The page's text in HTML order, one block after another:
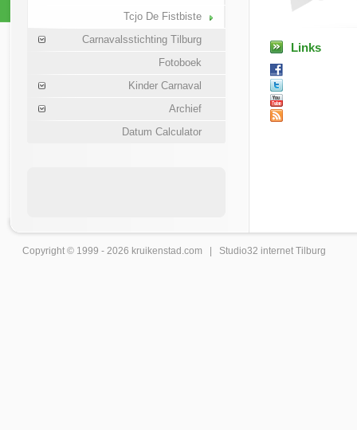
Tcjo De Fistbiste
Carnavalsstichting Tilburg
Fotoboek
Kinder Carnaval
Archief
Datum Calculator
Links
Copyright © 1999 - 2026 kruikenstad .com | Studio32 internet Tilburg